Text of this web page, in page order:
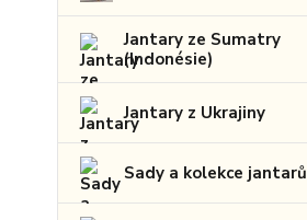
Jantary ze Sumatry
(Indonésie)
Jantary z Ukrajiny
Sady a kolekce jantarů